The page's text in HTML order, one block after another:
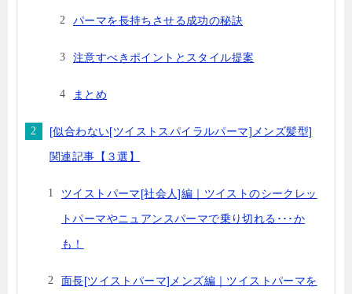
パーマを長持ちさせる成功の秘訣
注意すべきポイントとスタイル提案
まとめ
[似合わない[ツイストスパイラルパーマ]メンズ髪型]
関連記事【３選】
ツイストパーマ[社会人]編｜ツイストのシークレッ
トパーマやニュアンスパーマで乗り切れる･･･か
も！
面長[ツイストパーマ]メンズ編｜ツイストパーマを